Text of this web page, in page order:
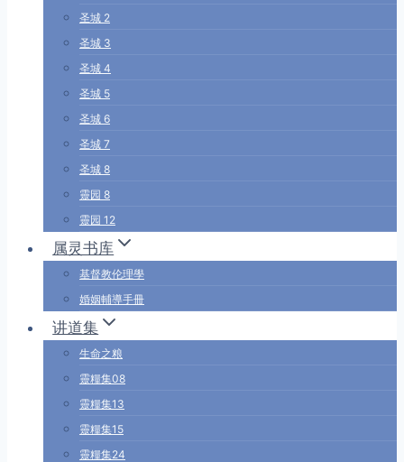
圣城 2
圣城 3
圣城 4
圣城 5
圣城 6
圣城 7
圣城 8
靈园 8
靈园 12
属灵书库
基督教伦理學
婚姻輔導手冊
讲道集
生命之粮
靈糧集08
靈糧集13
靈糧集15
靈糧集24